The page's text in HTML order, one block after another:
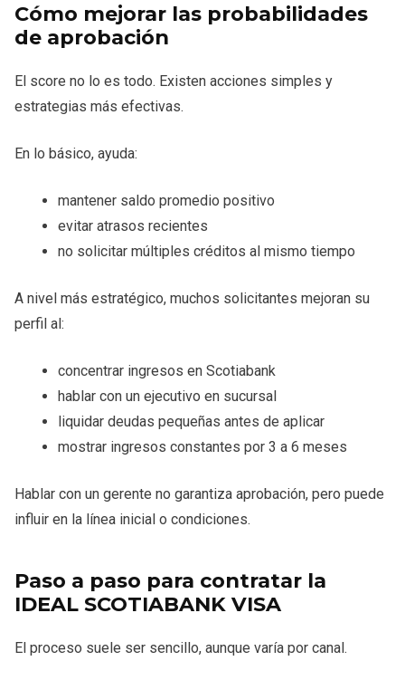
Cómo mejorar las probabilidades
de aprobación
El score no lo es todo. Existen acciones simples y
estrategias más efectivas.
En lo básico, ayuda:
mantener saldo promedio positivo
evitar atrasos recientes
no solicitar múltiples créditos al mismo tiempo
A nivel más estratégico, muchos solicitantes mejoran su
perfil al:
concentrar ingresos en Scotiabank
hablar con un ejecutivo en sucursal
liquidar deudas pequeñas antes de aplicar
mostrar ingresos constantes por 3 a 6 meses
Hablar con un gerente no garantiza aprobación, pero puede
influir en la línea inicial o condiciones.
Paso a paso para contratar la
IDEAL SCOTIABANK VISA
El proceso suele ser sencillo, aunque varía por canal.